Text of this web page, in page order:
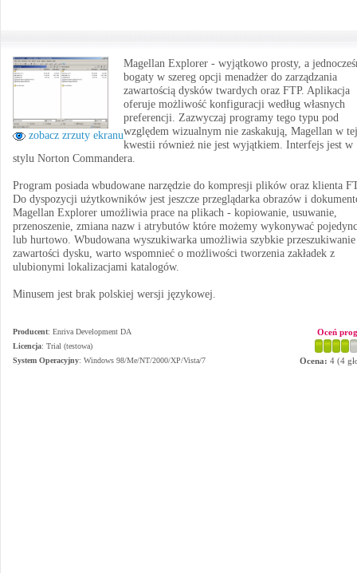
zobacz zrzuty ekranu
Magellan Explorer - wyjątkowo prosty, a
bogaty w szereg opcji menadżer do zarządzania
zawartością dysków twardych oraz FTP. Aplikacja
oferuje możliwość konfiguracji według własnych
preferencji. Zazwyczaj programy tego typu pod
względem wizualnym nie zaskakują, Magellan w tej
kwestii również nie jest wyjątkiem. Interfejs jest w
stylu Norton Commandera.
Program posiada wbudowane narzędzie do kompresji plików oraz klienta
Do dyspozycji użytkowników jest jeszcze przeglądarka obrazów i
Magellan Explorer umożliwia prace na plikach - kopiowanie, usuwanie,
przenoszenie, zmiana nazw i atrybutów które możemy wykonywać
lub hurtowo. Wbudowana wyszukiwarka umożliwia szybkie przeszukiwanie
zawartości dysku, warto wspomnieć o możliwości tworzenia zakładek z
ulubionymi lokalizacjami katalogów.
Minusem jest brak polskiej wersji językowej.
Producent: Enriva Development DA
Licencja: Trial (testowa)
System Operacyjny: Windows 98/Me/NT/2000/XP/Vista/7
Oceń
Ocena: 4 (4